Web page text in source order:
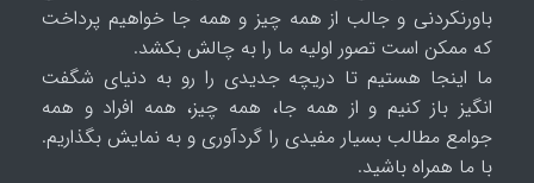
باورنکردنی و جالب از همه چیز و همه جا خواهیم پرداخت
که ممکن است تصور اولیه ما را به چالش بکشد.
ما اینجا هستیم تا دریچه جدیدی را رو به دنیای شگفت
انگیز باز کنیم و از همه جا، همه چیز، همه افراد و همه
جوامع مطالب بسیار مفیدی را گردآوری و به نمایش بگذاریم.
با ما همراه باشید.